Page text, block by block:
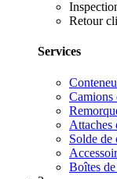
Retour
Services
Camions
Attaches
Solde de
Boîtes